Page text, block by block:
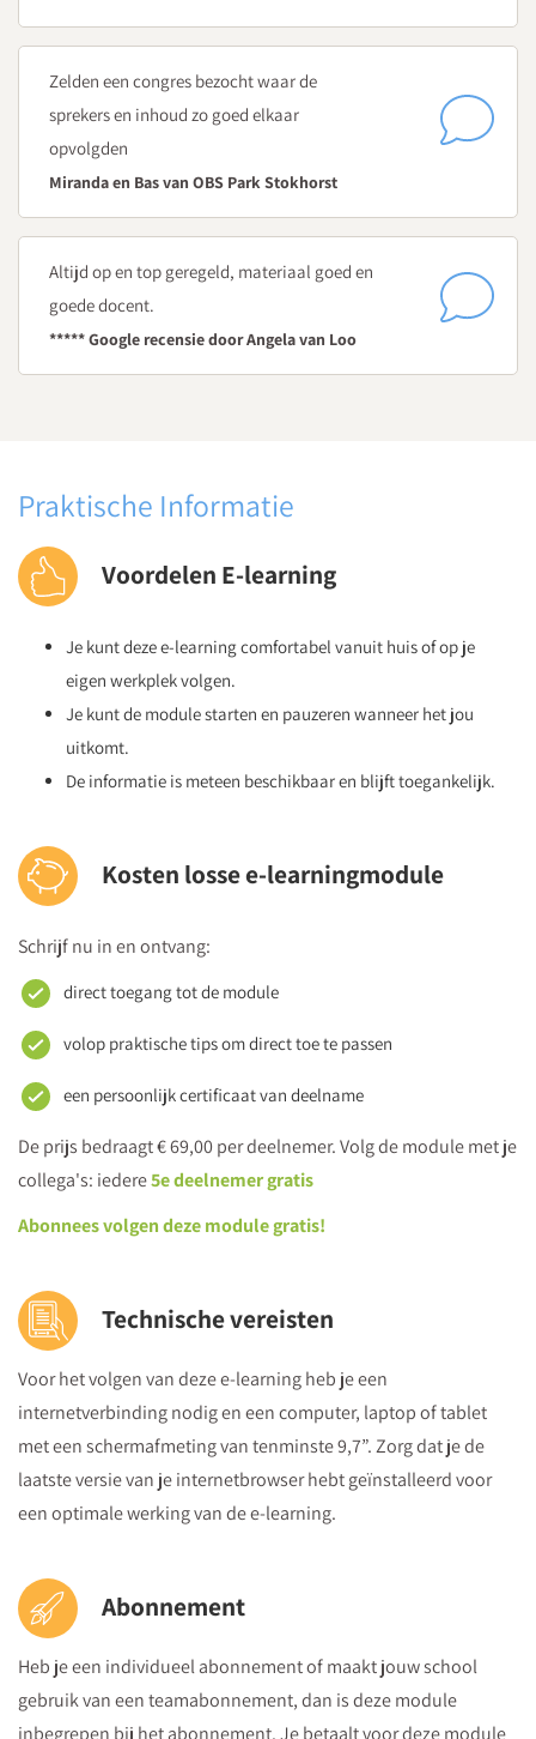
Hoofdstuk 6
Evalueren
Hoe sluit je een oudergesprek af?
Wat zijn voordelen van het evalueren van een oudergesprek?
Hoofdstuk 7
Rapportage en terugkoppeling
Hoe rapporteer je een oudergesprek?
Zelden een congres bezocht waar de
sprekers en inhoud zo goed elkaar
opvolgden
Miranda en Bas van OBS Park Stokhorst
Altijd op en top geregeld, materiaal goed en
goede docent.
***** Google recensie door Angela van Loo
Praktische Informatie
Voordelen E-learning
Je kunt deze e-learning comfortabel vanuit huis of op je
eigen werkplek volgen.
Je kunt de module starten en pauzeren wanneer het jou
uitkomt.
De informatie is meteen beschikbaar en blijft toegankelijk.
Kosten losse e-learningmodule
Schrijf nu in en ontvang:
direct toegang tot de module
volop praktische tips om direct toe te passen
een persoonlijk certificaat van deelname
De prijs bedraagt € 69,00 per deelnemer. Volg de module met je
collega's: iedere5e deelnemer gratis
Abonnees volgen deze module gratis!
Technische vereisten
Voor het volgen van deze e-learning heb je een
internetverbinding nodig en een computer, laptop of tablet
met een schermafmeting van tenminste 9,7”. Zorg dat je de
laatste versie van je internetbrowser hebt geïnstalleerd voor
een optimale werking van de e-learning.
Abonnement
Heb je een individueel abonnement of maakt jouw school
gebruik van een teamabonnement, dan is deze module
inbegrepen bij het abonnement. Je betaalt voor deze module